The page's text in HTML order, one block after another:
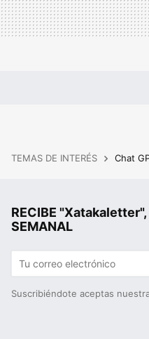
TEMAS DE INTERÉS Chat
RECIBE "Xatakaletter",
SEMANAL
Suscribiéndote aceptas